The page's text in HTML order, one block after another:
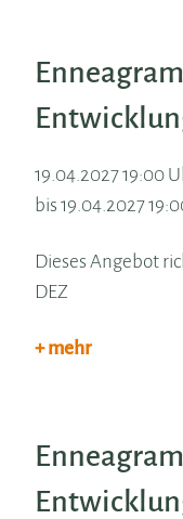
19.04.2027 19:00
bis 19.04.2027
Dieses Angebot
DEZ
+ mehr